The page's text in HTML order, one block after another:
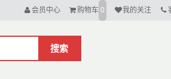
会员中心 购物车 0 我的关注
搜索